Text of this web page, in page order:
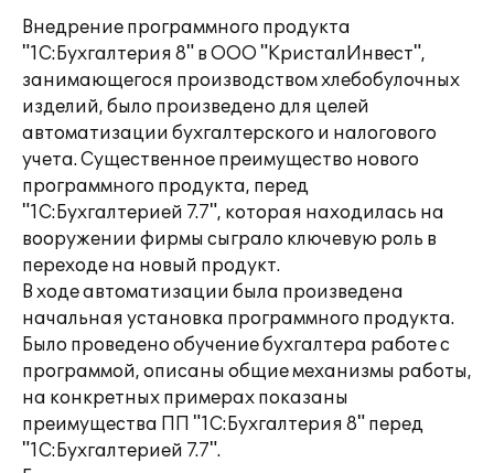
Внедрение программного продукта
"1С:Бухгалтерия 8" в ООО "КристалИнвест",
занимающегося производством хлебобулочных
изделий, было произведено для целей
автоматизации бухгалтерского и налогового
учета. Существенное преимущество нового
программного продукта, перед
"1С:Бухгалтерией 7.7", которая находилась на
вооружении фирмы сыграло ключевую роль в
переходе на новый продукт.
В ходе автоматизации была произведена
начальная установка программного продукта.
Было проведено обучение бухгалтера работе с
программой, описаны общие механизмы работы,
на конкретных примерах показаны
преимущества ПП "1С:Бухгалтерия 8" перед
"1С:Бухгалтерией 7.7".